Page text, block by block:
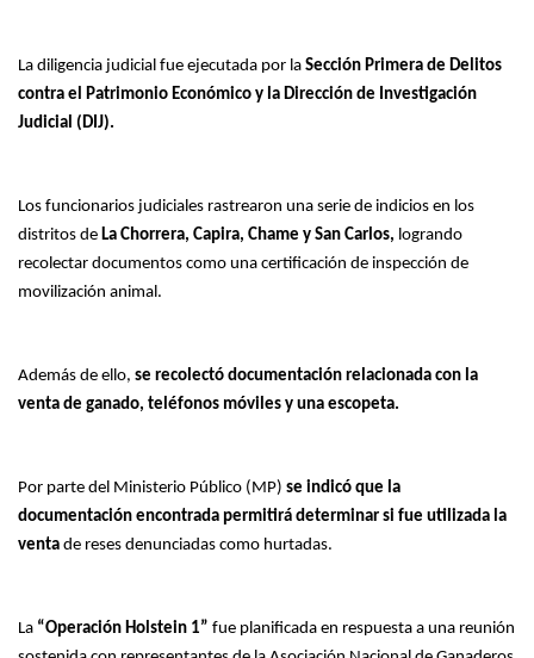
La diligencia judicial fue ejecutada por la Sección Primera de Delitos
contra el Patrimonio Económico y la Dirección de Investigación
Judicial (DIJ).
Los funcionarios judiciales rastrearon una serie de indicios en los
distritos de La Chorrera, Capira, Chame y San Carlos, logrando
recolectar documentos como una certificación de inspección de
movilización animal.
Además de ello, se recolectó documentación relacionada con la
venta de ganado, teléfonos móviles y una escopeta.
Por parte del Ministerio Público (MP) se indicó que la
documentación encontrada permitirá determinar si fue utilizada la
venta de reses denunciadas como hurtadas.
La “Operación Holstein 1” fue planificada en respuesta a una reunión